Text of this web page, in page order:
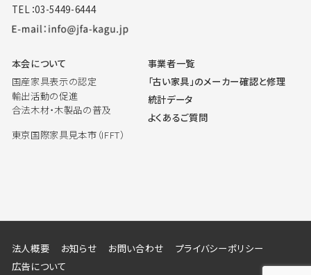
TEL：03-5449-6444
本会について
国産家具表示の認定
輸出活動の促進
合法木材・木製品の普及
東京国際家具見本市（IFFT）
事業者一覧
「古い家具」のメーカー確認と修理
統計データ
よくあるご質問
法人概要 お知らせ お問い合わせ
プライバシーポリシー
広告について